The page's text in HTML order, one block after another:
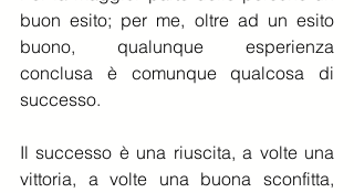
buon esito; per me, oltre ad un esito
buono, qualunque esperienza
conclusa è comunque qualcosa di
successo.
Il successo è una riuscita, a volte una
vittoria, a volte una buona sconfitta,